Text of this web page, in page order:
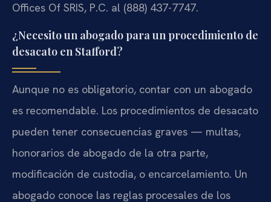
Offices Of SRIS, P.C. al (888) 437-7747.
¿Necesito un abogado para un procedimiento de
desacato en Stafford?
Aunque no es obligatorio, contar con un abogado
es recomendable. Los procedimientos de desacato
pueden tener consecuencias graves — multas,
honorarios de abogado de la otra parte,
modificación de custodia, o encarcelamiento. Un
abogado conoce las reglas procesales de los